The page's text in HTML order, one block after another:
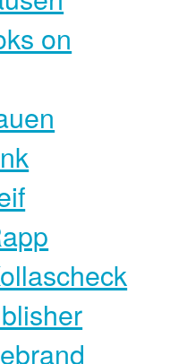
on